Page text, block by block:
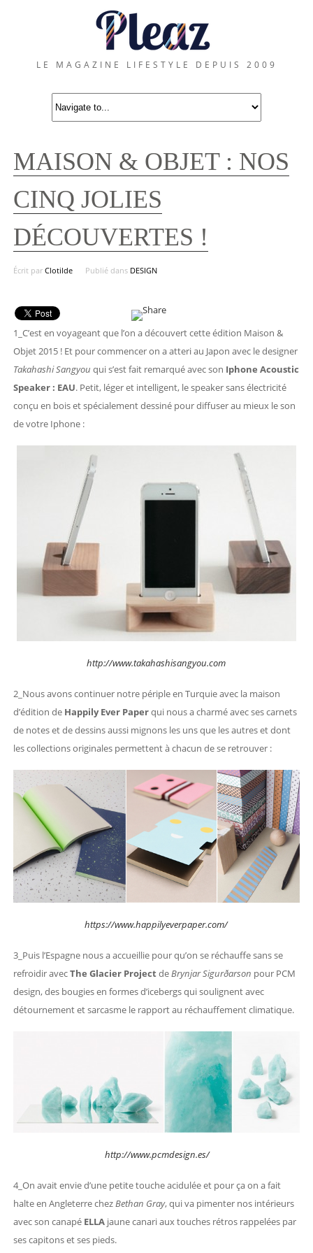
LE MAGAZINE LIFESTYLE DEPUIS 2009
MAISON & OBJET : NOS
CINQ JOLIES
DÉCOUVERTES !
Écrit par Clotilde Publié dans DESIGN
1_C’est en voyageant que l’on a découvert cette édition Maison &
Objet 2015 ! Et pour commencer on a atteri au Japon avec le designer
Takahashi Sangyou qui s’est fait remarqué avec son Iphone Acoustic
Speaker : EAU. Petit, léger et intelligent, le speaker sans électricité
conçu en bois et spécialement dessiné pour diffuser au mieux le son
de votre Iphone :
http://www.takahashisangyou.com
2_Nous avons continuer notre périple en Turquie avec la maison
d’édition de Happily Ever Paperqui nous a charmé avec ses carnets
de notes et de dessins aussi mignons les uns que les autres et dont
les collections originales permettent à chacun de se retrouver :
https://www.happilyeverpaper.com/
3_Puis l’Espagne nous a accueillie pour qu’on se réchauffe sans se
refroidir avecThe Glacier ProjectdeBrynjar Sigurðarson pour PCM
design, des bougies en formes d’icebergs qui soulignent avec
détournement et sarcasme le rapport au réchauffement climatique.
http://www.pcmdesign.es/
4_On avait envie d’une petite touche acidulée et pour ça on a fait
halte en Angleterre chezBethan Gray, qui va pimenter nos intérieurs
avec son canapé ELLAjaune canari aux touches rétros rappelées par
ses capitons et ses pieds.